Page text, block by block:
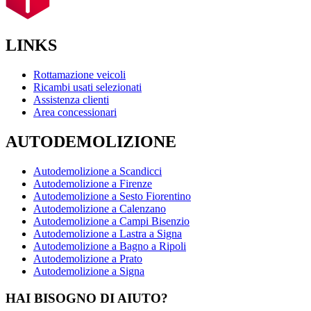
LINKS
Rottamazione veicoli
Ricambi usati selezionati
Assistenza clienti
Area concessionari
AUTODEMOLIZIONE
Autodemolizione a Scandicci
Autodemolizione a Firenze
Autodemolizione a Sesto Fiorentino
Autodemolizione a Calenzano
Autodemolizione a Campi Bisenzio
Autodemolizione a Lastra a Signa
Autodemolizione a Bagno a Ripoli
Autodemolizione a Prato
Autodemolizione a Signa
HAI BISOGNO DI AIUTO?